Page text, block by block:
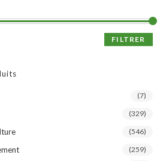
FILTRER
(7)
(329)
(546)
(259)